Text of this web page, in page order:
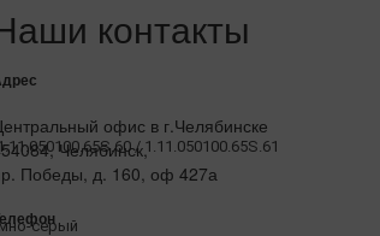
/ 1.11.050100.65S.61
серый
контакты
офис в г.Челябинске
Челябинск,
Победы, д. 160, оф 427а